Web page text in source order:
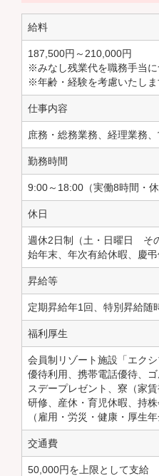
給料
187,500円～210,000円
※みなし残業代を職務手当に
※年齢・経験を考慮いたしま
仕事内容
庶務・総務業務、経理業務
勤務時間
9:00～18:00（実働8時間・休
休日
週休2日制（土・日曜日 そ
始年末、年次有給休暇、慶
昇給等
定期昇給年1回、特別昇給随
福利厚生
会員制リゾート施設「エク
優待利用、携帯電話優待、
スデープレゼント、寮（家
研修、産休・育児休暇、持
（雇用・労災・健康・厚生年
交通費
50,000円を上限として支給